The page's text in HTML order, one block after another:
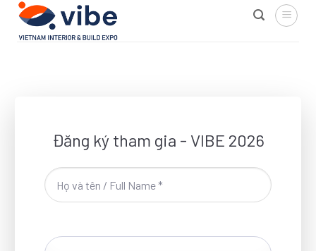
Skip
content
Đăng ký tham gia - VIBE 2026